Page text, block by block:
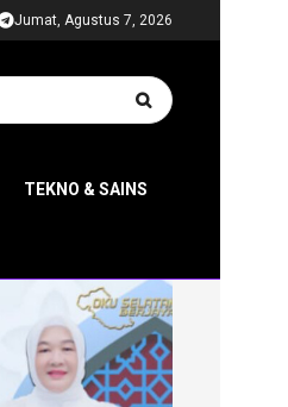
Jumat, Agustus 7, 2026
TEKNO & SAINS